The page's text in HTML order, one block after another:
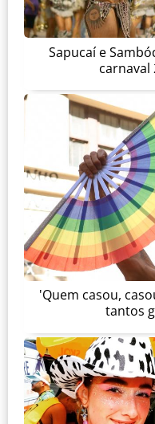
Sapucaí e
carnaval
'Quem casou,
tantos